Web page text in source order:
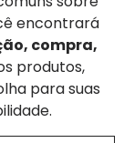
encontrará
compra,
produtos,
para suas